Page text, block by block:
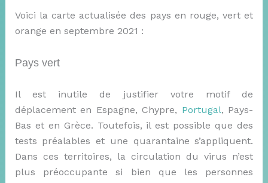
Voici la carte actualisée des pays en rouge, vert et
orange en septembre 2021 :
Pays vert
Il est inutile de justifier votre motif de
déplacement en Espagne, Chypre, Portugal, Pays-
Bas et en Grèce. Toutefois, il est possible que des
tests préalables et une quarantaine s’appliquent.
Dans ces territoires, la circulation du virus n’est
plus préoccupante si bien que les personnes